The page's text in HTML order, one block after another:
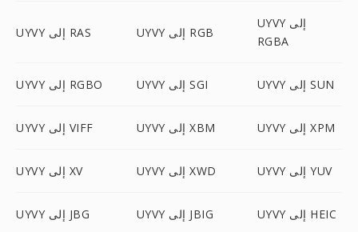
UYVY إلى RAS UYVY إلى RGB
UYVY إلى
RGBA
UYVY إلى RGBO UYVY إلى SGI UYVY إلى SUN
UYVY إلى VIFF UYVY إلى XBM UYVY إلى XPM
UYVY إلى XV UYVY إلى XWD UYVY إلى YUV
UYVY إلى JBG UYVY إلى JBIG UYVY إلى HEIC